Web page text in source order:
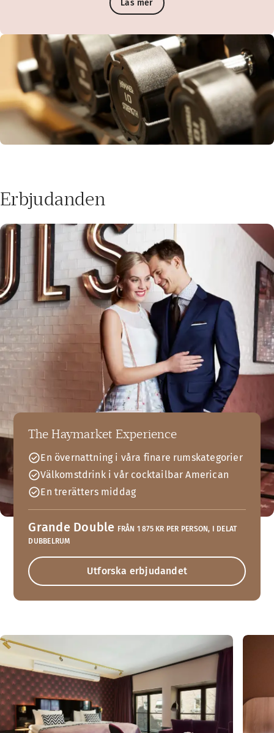
Läs mer
Erbjudanden
The Haymarket Experience
En övernattning i våra finare rumskategorier
Välkomstdrink i vår cocktailbar American
En trerätters middag
Grande Double FRÅN 1 875 KR PER PERSON, I DELAT
DUBBELRUM
Utforska erbjudandet